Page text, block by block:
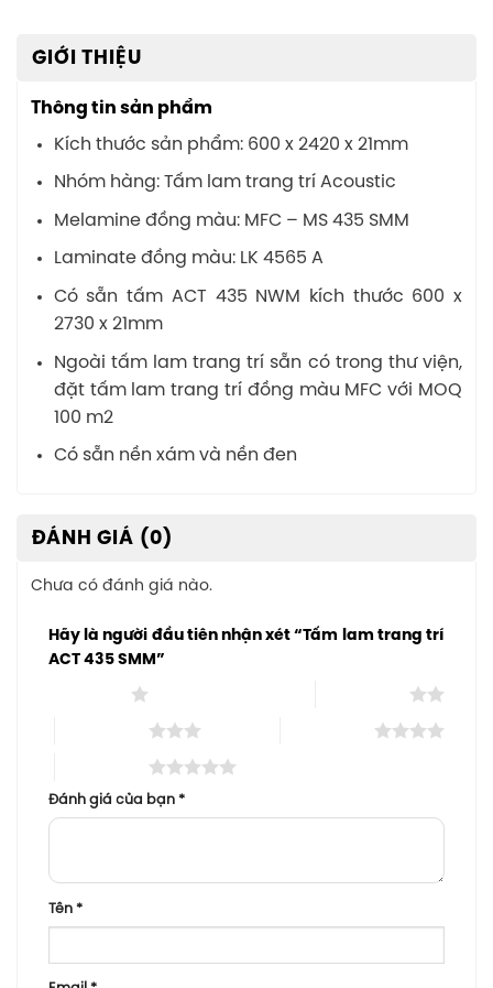
GIỚI THIỆU
Thông tin sản phẩm
Kích thước sản phẩm: 600 x 2420 x 21mm
Nhóm hàng: Tấm lam trang trí Acoustic
Melamine đồng màu: MFC – MS 435 SMM
Laminate đồng màu: LK 4565 A
Có sẵn tấm ACT 435 NWM kích thước 600 x
2730 x 21mm
Ngoài tấm lam trang trí sẵn có trong thư viện,
đặt tấm lam trang trí đồng màu MFC với MOQ
100 m2
Có sẵn nền xám và nền đen
ĐÁNH GIÁ (0)
Chưa có đánh giá nào.
Hãy là người đầu tiên nhận xét “Tấm lam trang trí
ACT 435 SMM”
Đánh giá của bạn *
Tên *